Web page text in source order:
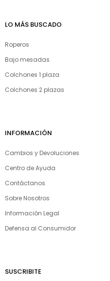
LO MÁS BUSCADO
Roperos
Bajo mesadas
Colchones 1 plaza
Colchones 2 plazas
INFORMACIÓN
Cambios y Devoluciones
Centro de Ayuda
Contáctanos
Sobre Nosotros
Información Legal
Defensa al Consumidor
SUSCRIBITE